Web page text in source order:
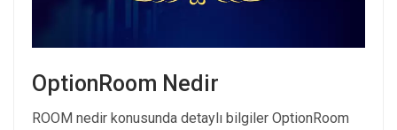
OptionRoom Nedir
ROOM nedir konusunda detaylı bilgiler OptionRoom